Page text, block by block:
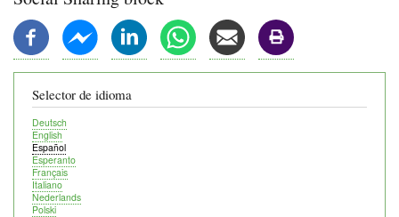
navegación
Selector de idioma
Deutsch
English
Español
Esperanto
Français
Italiano
Nederlands
Polski